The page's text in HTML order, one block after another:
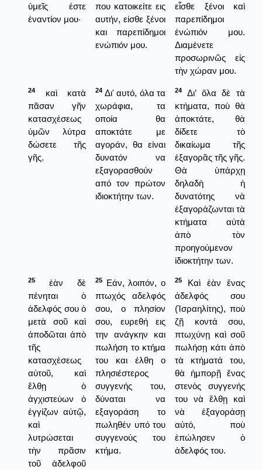
ὑμεῖς ἐστε
ἐναντίον μου·
που κατοικείτε εις
αυτήν, είσθε ξένοι
και παρεπίδημοι
ενώπιόν μου.
εἶσθε ξένοι καὶ
παρεπίδημοι
ἐνώπιόν μου.
Διαμένετε
προσωρινῶς εἰς
τὴν χώραν μου.
24
καὶ κατὰ
πᾶσαν γῆν
κατασχέσεως
ὑμῶν λύτρα
δώσετε τῆς
γῆς.
24 Δι' αυτό, όλα τα
χωράφια, τα
οποία θα
αποκτάτε με
αγοράν, θα είναι
δυνατόν να
εξαγορασθούν
από τον πρώτον
ιδιοκτήτην των.
24
Δι’ ὅλα δὲ τὰ
κτήματα, ποὺ θὰ
ἀποκτάτε, θὰ
δίδετε τὸ
δικαίωμα τῆς
ἑξαγορᾶς τῆς γῆς.
Θὰ ὑπάρχῃ
δηλαδὴ ἡ
δυνατότης νὰ
ἑξαγοράζωνται τὰ
κτήματα αὐτὰ
ἀπὸ τὸν
προηγούμενον
ἰδιοκτήτην των.
25
ἐὰν δὲ
πένηται ὁ
ἀδελφός σου ὁ
μετὰ σοῦ καὶ
ἀποδῶται ἀπὸ
τῆς
κατασχέσεως
αὐτοῦ, καὶ
ἔλθῃ ὁ
ἀγχιστεύων ὁ
ἐγγίζων αὐτῷ,
καὶ
λυτρώσεται
τὴν πρᾶσιν
τοῦ ἀδελφοῦ
25
Εάν, λοιπόν, ο
πτωχός αδελφός
σου, ο πλησίον
σου, ευρεθή εις
την ανάγκην και
πωλήση το κτήμα
του και έλθη ο
πλησιέστερος
συγγενής του,
δύναται να
εξαγοράση το
πωληθέν υπό του
συγγενούς του
κτήμα.
25
Καὶ ἐὰν ἕνας
ἀδελφός σου
(Ἰσραηλίτης), ποὺ
ζῇ κοντά σου,
πτωχύνῃ καὶ σοῦ
πωλήσῃ κάτι ἀπὸ
τὰ κτήματά του,
θὰ ἠμπορῇ ἕνας
στενὸς συγγενής
του νὰ ἔλθῃ καὶ
νὰ ἑξαγοράσῃ
αὐτό, ποὺ
ἐπώλησεν ὁ
ἀδελφός του.